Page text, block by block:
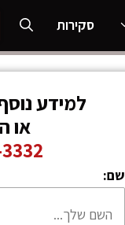
סקירות
למידע
או
שם: